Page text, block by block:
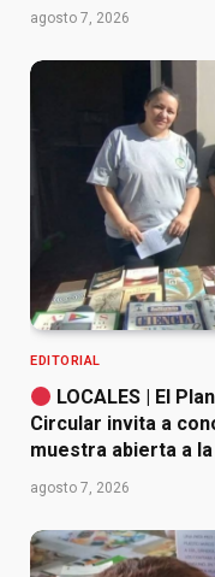
agosto 7, 2026
EDITORIAL
LOCALES | El
Circular invita a
muestra abierta a
agosto 7, 2026